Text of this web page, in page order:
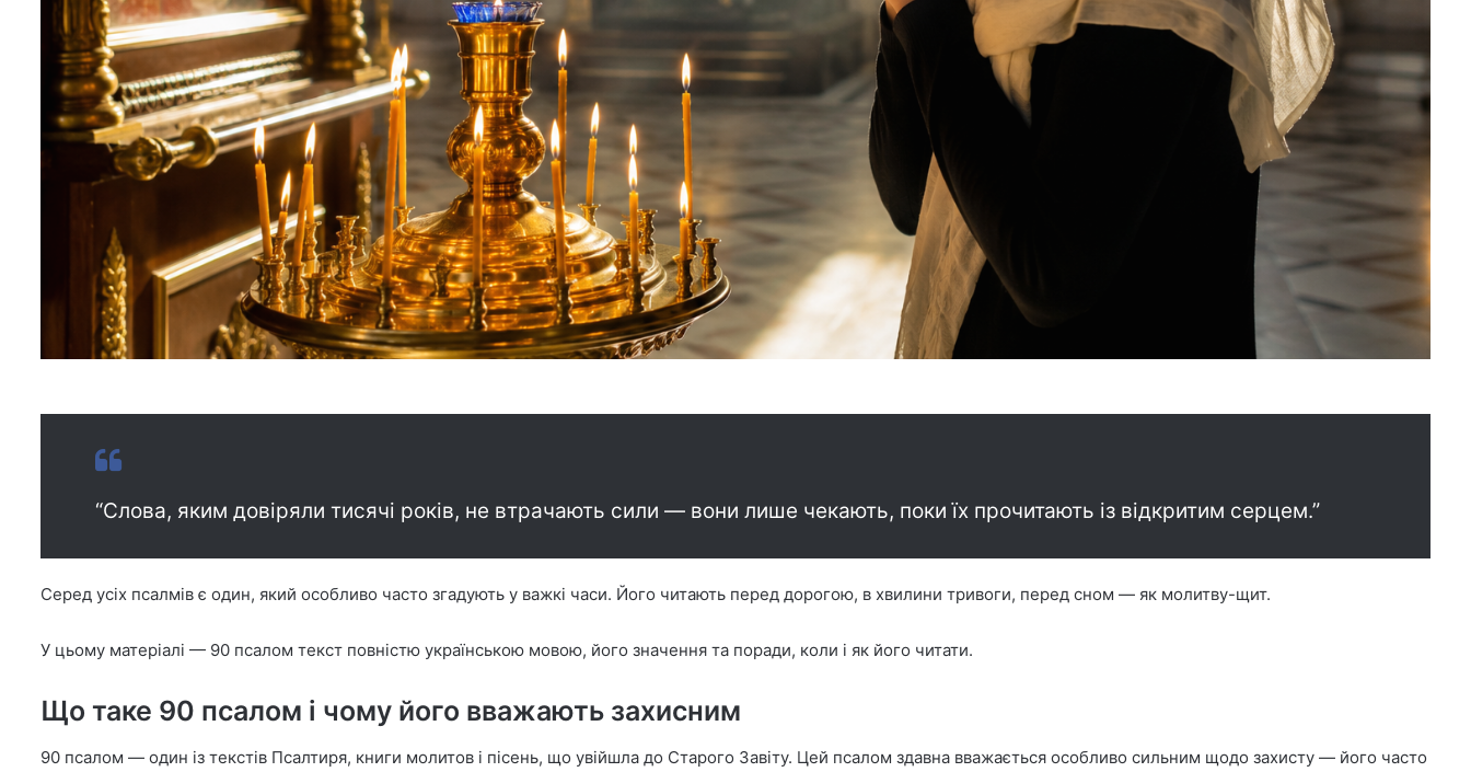
“Слова, яким довіряли тисячі років, не втрачають сили — вони лише чекають, поки їх прочитають із відкритим серцем.”
Серед усіх псалмів є один, який особливо часто згадують у важкі часи. Його читають перед дорогою, в хвилини тривоги, перед сном — як молитву-щит.
У цьому матеріалі — 90 псалом текст повністю українською мовою, його значення та поради, коли і як його читати.
Що таке 90 псалом і чому його вважають захисним
90 псалом — один із текстів Псалтиря, книги молитов і пісень, що увійшла до Старого Завіту. Цей псалом здавна вважається особливо сильним щодо захисту — його часто